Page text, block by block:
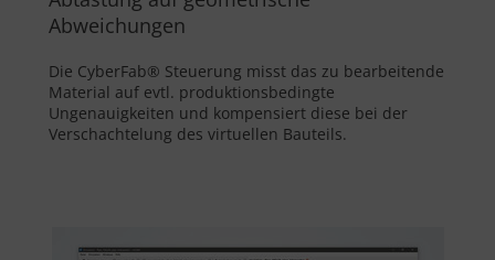
Abweichungen
Die CyberFab® Steuerung misst das zu bearbeitende
Material auf evtl. produktionsbedingte
Ungenauigkeiten und kompensiert diese bei der
Verschachtelung des virtuellen Bauteils.